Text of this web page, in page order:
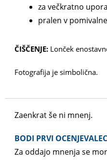
za večkratno
pralen v
ČIŠČENJE: Lonček
Fotografija je simbolična.
Zaenkrat še ni mnenj.
BODI PRVI
Za oddajo mnenja se